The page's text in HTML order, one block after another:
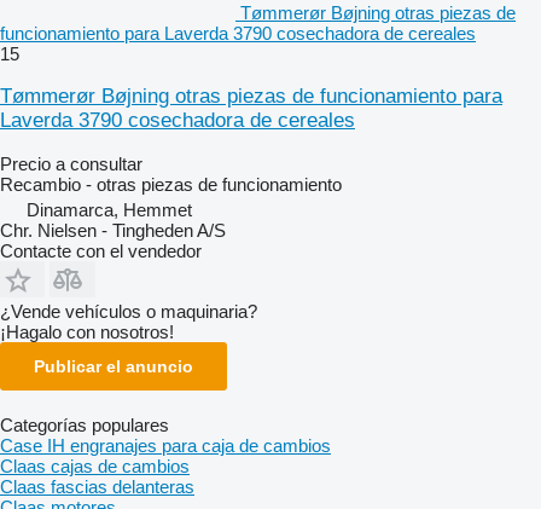
Tømmerør Bøjning otras piezas de
funcionamiento para Laverda 3790 cosechadora de cereales
15
Tømmerør Bøjning otras piezas de funcionamiento para
Laverda 3790 cosechadora de cereales
Precio a consultar
Recambio - otras piezas de funcionamiento
Dinamarca, Hemmet
Chr. Nielsen - Tingheden A/S
Contacte con el vendedor
¿Vende vehículos o maquinaria?
¡Hagalo con nosotros!
Publicar el anuncio
Categorías populares
Case IH engranajes para caja de cambios
Claas cajas de cambios
Claas fascias delanteras